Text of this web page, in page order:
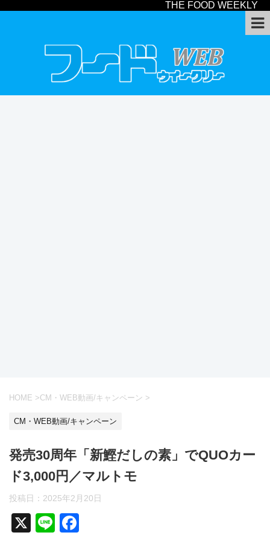
THE FOOD WEEKLY
HOME >CM・WEB動画/キャンペーン >
CM・WEB動画/キャンペーン
発売30周年「新鰹だしの素」でQUOカー
ド3,000円／マルトモ
投稿日： 2025年2月20日
X
Li